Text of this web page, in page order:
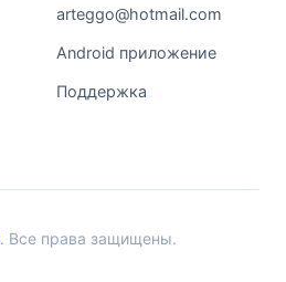
arteggo@hotmail.com
Android приложение
Поддержка
. Все права защищены.